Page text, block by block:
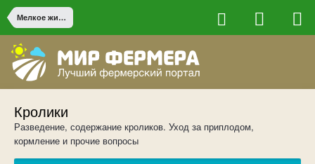
Мелкое животноводство
Кролики
Разведение, содержание кроликов. Уход за приплодом,
кормление и прочие вопросы